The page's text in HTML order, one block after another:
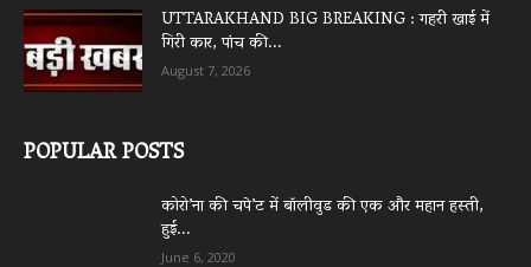
UTTARAKHAND BIG BREAKING : गहरी खाई में
गिरी कार, पांच की...
August 7, 2026
POPULAR POSTS
कोरो’ना की चपे’ट में बॉलीवुड की एक और महान हस्ती,
हुई...
June 6, 2020